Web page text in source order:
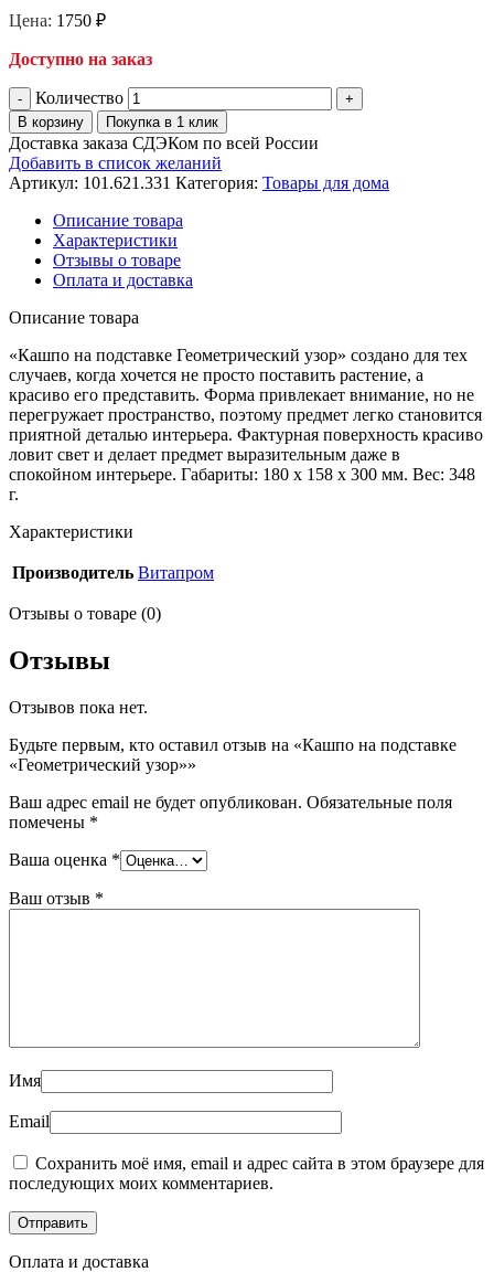
Цена: 1750 ₽
Доступно на заказ
Количество
В корзину Покупка в 1 клик
Доставка заказа СДЭКом по всей России
Добавить в список желаний
Артикул: 101.621.331 Категория: Товары для дома
Описание товара
Характеристики
Отзывы о товаре
Оплата и доставка
Описание товара
«Кашпо на подставке Геометрический узор» создано для тех
случаев, когда хочется не просто поставить растение, а
красиво его представить. Форма привлекает внимание, но не
перегружает пространство, поэтому предмет легко становится
приятной деталью интерьера. Фактурная поверхность красиво
ловит свет и делает предмет выразительным даже в
спокойном интерьере. Габариты: 180 x 158 x 300 мм. Вес: 348
г.
Характеристики
Производитель Витапром
Отзывы о товаре (0)
Отзывы
Отзывов пока нет.
Будьте первым, кто оставил отзыв на «Кашпо на подставке
«Геометрический узор»»
Ваш адрес email не будет опубликован. Обязательные поля
помечены *
Ваша оценка *
Ваш отзыв *
Имя
Email
Сохранить моё имя, email и адрес сайта в этом браузере для
последующих моих комментариев.
Оплата и доставка